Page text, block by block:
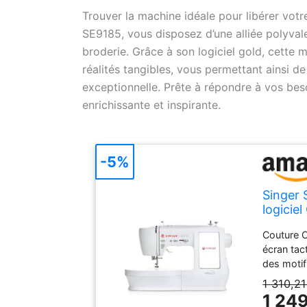
Trouver la machine idéale pour libérer
SE9185, vous disposez d’une alliée
broderie. Grâce à son logiciel gold, cette
réalités tangibles, vous permettant ainsi
exceptionnelle. Prête à répondre à vos
enrichissante et inspirante.
Singer
logiciel
Couture
écran
des
1
1
-5%